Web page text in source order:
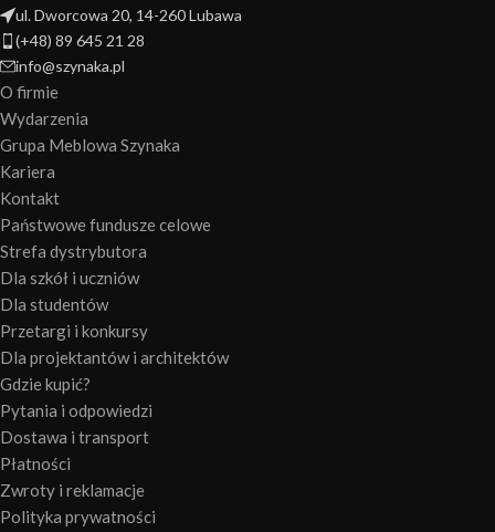
ul. Dworcowa 20, 14-260 Lubawa
(+48) 89 645 21 28
info@szynaka.pl
O firmie
Wydarzenia
Grupa Meblowa Szynaka
Kariera
Kontakt
Państwowe fundusze celowe
Strefa dystrybutora
Dla szkół i uczniów
Dla studentów
Przetargi i konkursy
Dla projektantów i architektów
Gdzie kupić?
Pytania i odpowiedzi
Dostawa i transport
Płatności
Zwroty i reklamacje
Polityka prywatności